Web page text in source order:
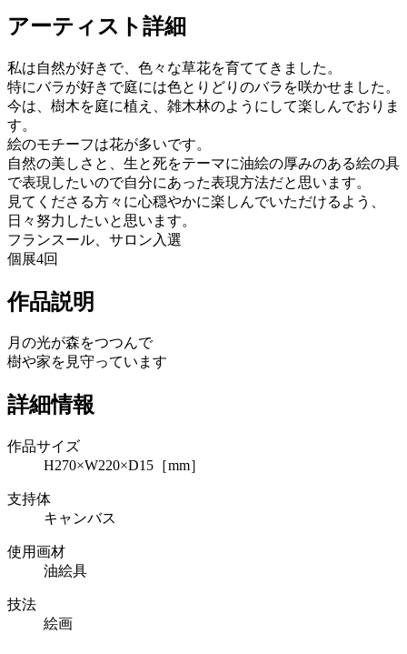
アーティスト詳細
私は自然が好きで、色々な草花を育ててきました。
特にバラが好きで庭には色とりどりのバラを咲かせました。
今は、樹木を庭に植え、雑木林のようにして楽しんでおりま
す。
絵のモチーフは花が多いです。
自然の美しさと、生と死をテーマに油絵の厚みのある絵の具
で表現したいので自分にあった表現方法だと思います。
見てくださる方々に心穏やかに楽しんでいただけるよう、
日々努力したいと思います。
フランスール、サロン入選
個展4回
作品説明
月の光が森をつつんで
樹や家を見守っています
詳細情報
作品サイズ
H270×W220×D15［mm］
支持体
キャンバス
使用画材
油絵具
技法
絵画